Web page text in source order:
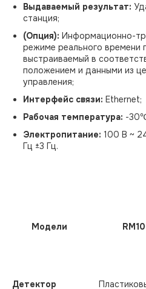
Выдаваемый результат:
станция;
(Опция): Информационно-
режиме реального времени
выстраиваемый в
положением и данными из
управления;
Интерфейс связи: Ethernet;
Рабочая температура: -
Электропитание: 100 В ~
Гц ±3 Гц.
Модели
Детектор